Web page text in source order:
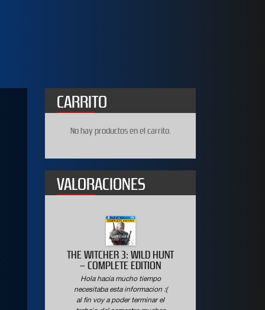
CARRITO
No hay productos en el carrito.
VALORACIONES
THE WITCHER 3: WILD HUNT
– COMPLETE EDITION
Hola hacia mucho tiempo
necesitaba esta informacion :(
al fin voy a poder terminar el